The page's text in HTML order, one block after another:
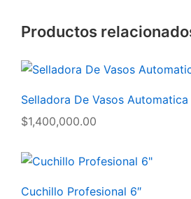
Productos
Selladora De Vasos Automatica
$1,400,000.00
Cuchillo Profesional 6″